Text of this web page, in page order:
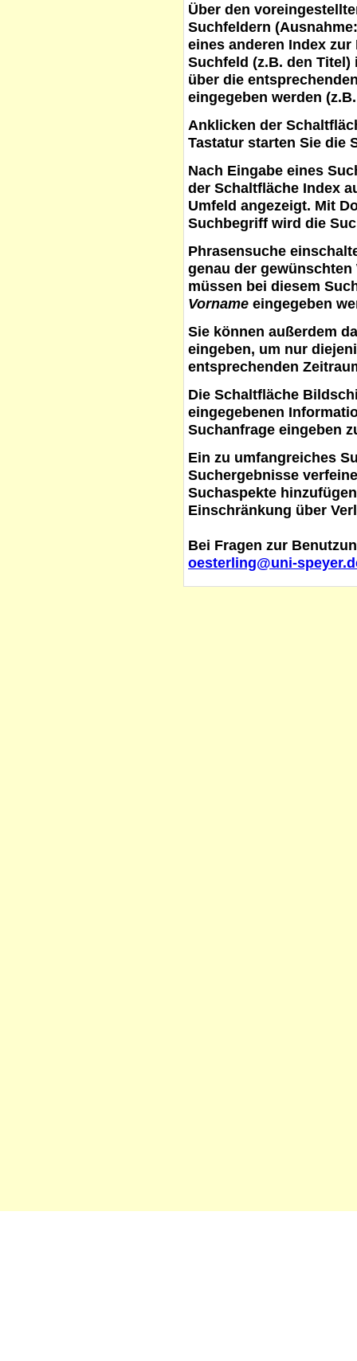
Über den
Suchfeldern
eines anderen Index
Suchfeld (z.B. den
über die
eingegeben werden
Anklicken der
Tastatur starten Sie die
Nach Eingabe eines
der Schaltfläche Index
Umfeld angezeigt. Mit
Suchbegriff wird die
Phrasensuche
genau der
müssen bei diesem
Vorname eingegeben
Sie können außerdem
eingeben, um nur
entsprechenden
Die Schaltfläche
eingegebenen
Suchanfrage eingeben
Ein zu umfangreiches
Suchergebnisse
Suchaspekte
Einschränkung über
Bei Fragen zur
oesterling@uni-